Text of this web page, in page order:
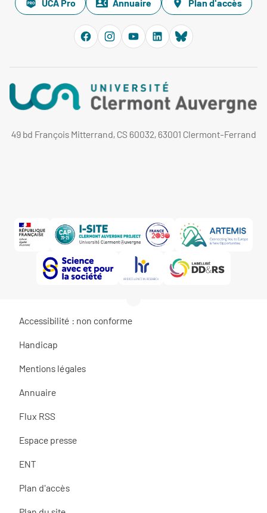
UCA Pro Annuaire Plan d'accès
49 bd François Mitterrand, CS 60032, 63001 Clermont-Ferrand
Accessibilité : non conforme
Handicap
Mentions légales
Annuaire
Flux RSS
Espace presse
ENT
Plan d'accès